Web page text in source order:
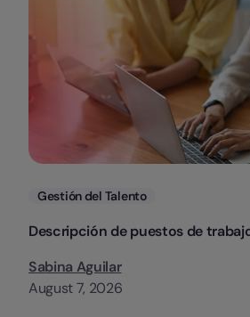
Categorias
Gestión del Talento
Descripción de puestos de
Sabina Aguilar
August 7, 2026